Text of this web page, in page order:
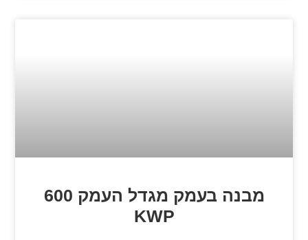
מבנה בעמק מגדל העמק 600
KWP